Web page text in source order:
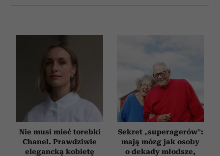
analizować ruch w naszej witrynie. Informacje o tym, jak
otrzymanymi od Ciebie lub uzyskanymi podczas
korzystania z ich usług.
Nie musi mieć torebki
Chanel. Prawdziwie
elegancką kobietę
Sekret „superagerów”:
mają mózg jak osoby
o dekady młodsze,